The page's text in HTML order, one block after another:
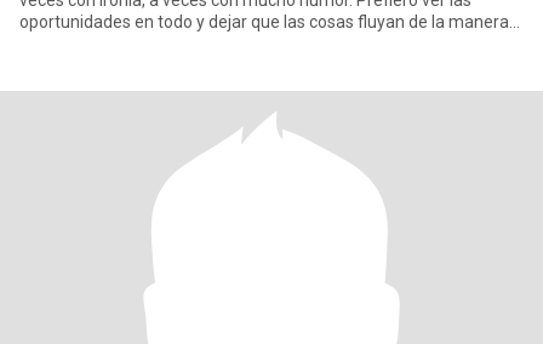
oportunidades en todo y dejar que las cosas fluyan de la manera